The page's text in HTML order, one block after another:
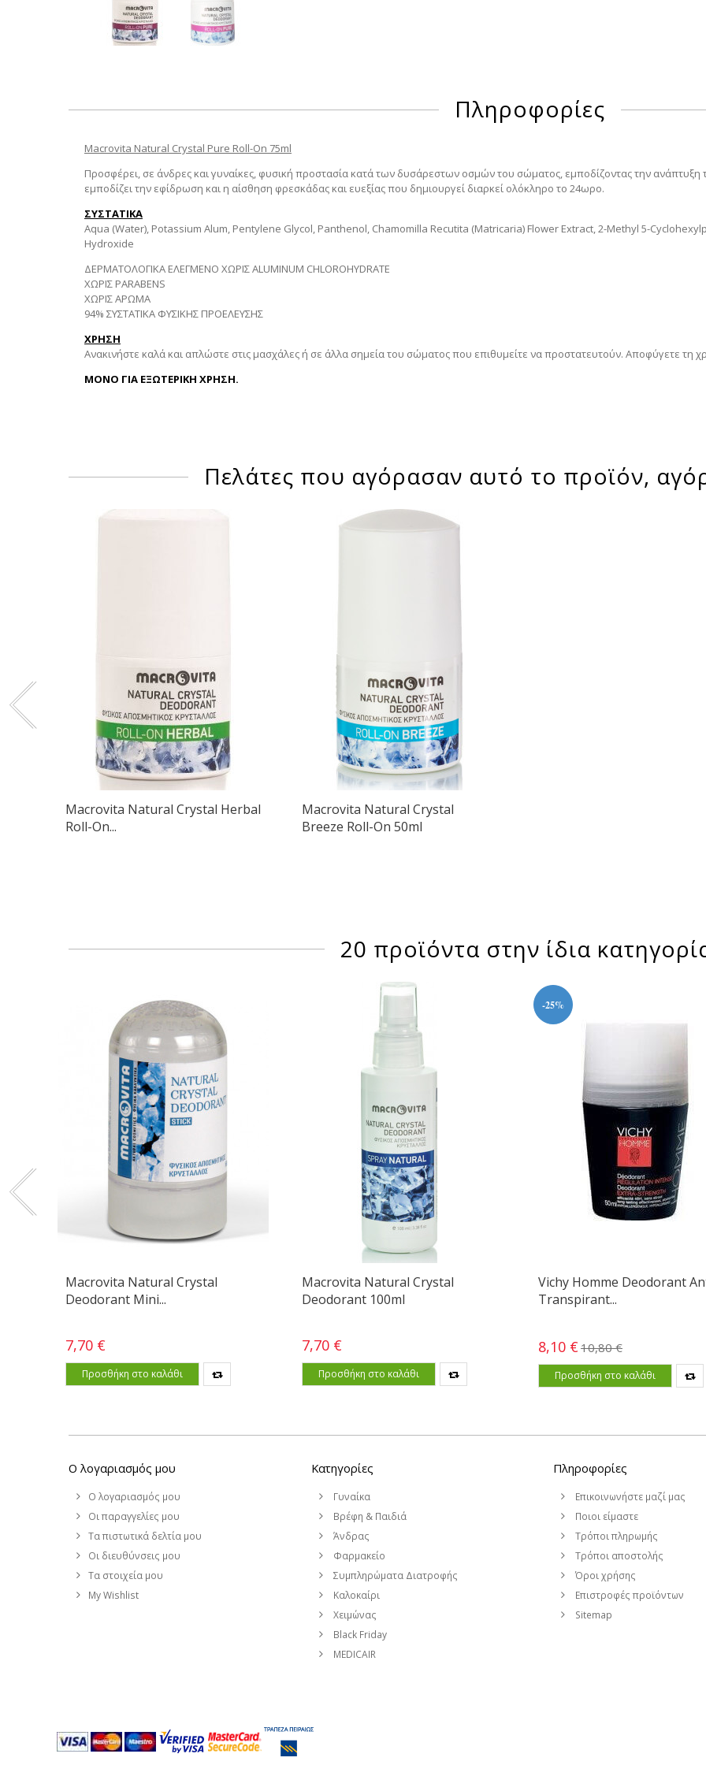
Πληροφορίες
Macrovita Natural Crystal Pure Roll-On 75ml
Προσφέρει, σε άνδρες και γυναίκες, φυσική προστασία κατά των δυσάρεστων οσμών του σώματος, εμποδίζοντας την
εμποδίζει την εφίδρωση και η αίσθηση φρεσκάδας και ευεξίας που δημιουργεί διαρκεί ολόκληρο το 24ωρο.
ΣΥΣΤΑΤΙΚΑ
Aqua (Water), Potassium Alum, Pentylene Glycol, Panthenol, Chamomilla Recutita (Matricaria) Flower Extract, 2-Methyl 5-
Hydroxide
ΔΕΡΜΑΤΟΛΟΓΙΚΑ ΕΛΕΓΜΕΝΟ ΧΩΡΙΣALUMINUM CHLOROHYDRATE
ΧΩΡΙΣ PARABENS
ΧΩΡΙΣ ΑΡΩΜΑ
94% ΣΥΣΤΑΤΙΚΑ ΦΥΣΙΚΗΣ ΠΡΟΕΛΕΥΣΗΣ
ΧΡΗΣΗ
Ανακινήστε καλά και απλώστε στις μασχάλες ή σε άλλα σημεία του σώματος που επιθυμείτε να προστατευτούν. Αποφύγετε τη
ΜΟΝΟ ΓΙΑ ΕΞΩΤΕΡΙΚΗ ΧΡΗΣΗ.
Πελάτες που αγόρασαν αυτό το προϊόν,
Macrovita Natural Crystal Herbal
Roll-On...
Macrovita Natural Crystal
Breeze Roll-On 50ml
20 προϊόντα στην ίδια
Macrovita Natural Crystal
Deodorant Mini...
7,70 €
Προσθήκη στο καλάθι
Macrovita Natural Crystal
Deodorant 100ml
7,70 €
Προσθήκη στο καλάθι
-25%
Vichy Homme Deodorant
Transpirant...
8,10 € 10,80 €
Προσθήκη στο καλάθι
Ο λογαριασμός μου
Ο λογαριασμός μου
Οι παραγγελίες μου
Τα πιστωτικά δελτία μου
Οι διευθύνσεις μου
Τα στοιχεία μου
My Wishlist
Κατηγορίες
Γυναίκα
Βρέφη & Παιδιά
Άνδρας
Φαρμακείο
Συμπληρώματα Διατροφής
Καλοκαίρι
Χειμώνας
Black Friday
MEDICAIR
Πληροφορίες
Επικοινωνήστε μαζί μας
Ποιοι είμαστε
Τρόποι πληρωμής
Τρόποι αποστολής
Όροι χρήσης
Επιστροφές προϊόντων
Sitemap